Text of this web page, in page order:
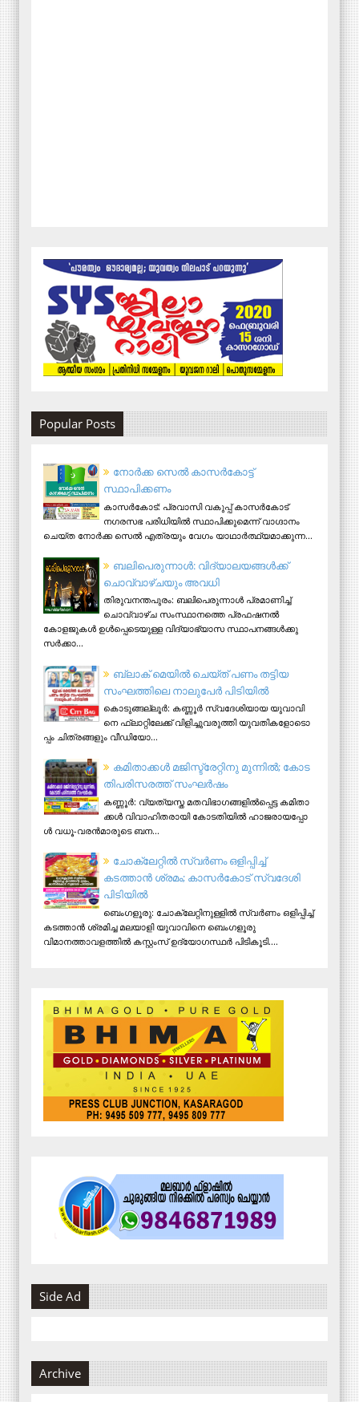
Popular Posts
നോര്‍ക്ക സെല്‍ കാസര്‍കോട്ട്
സ്ഥാപിക്കണം
കാസര്‍കോട്: പ്രവാസി വകുപ്പ് കാസര്‍കോട്
നഗരസഭ പരിധിയില്‍ സ്ഥാപിക്കുമെന്ന് വാഗ്ദാനം
ചെയ്ത നോര്‍ക്ക സെല്‍ എത്രയും വേഗം യാഥാര്‍ത്ഥ്യമാക്കുന്ന...
ബലിപെരുന്നാള്‍: വിദ്യാലയങ്ങള്‍ക്ക്
ചൊവ്വാഴ്ചയും അവധി
തിരുവനന്തപുരം: ബലിപെരുന്നാള്‍ പ്രമാണിച്ച്
ചൊവ്വാഴ്ച സംസ്ഥാനത്തെ പ്രഫഷനല്‍
കോളജുകള്‍ ഉള്‍പ്പെടെയുള്ള വിദ്യാഭ്യാസ സ്ഥാപനങ്ങള്‍ക്കു
സര്‍ക്കാ...
ബ്ലാക് മെയിൽ ചെയ്ത്​ പണം തട്ടിയ
സംഘത്തിലെ നാലുപേർ പിടിയിൽ
കൊ​ടു​ങ്ങ​ല്ലൂ​ർ: ക​ണ്ണൂ​ർ സ്വ​ദേ​ശി​യാ​യ യു​വാ​വി​
നെ ഫ്ലാ​റ്റി​ലേ​ക്ക് വി​ളി​ച്ചു​വ​രു​ത്തി യു​വ​തി​ക​ളോ​ടൊ​
പ്പം ചി​ത്ര​ങ്ങ​ളും വീ​ഡി​യോ...
ക​മി​താ​ക്ക​ൾ മ​ജി​സ്ട്രേ​റ്റി​നു മു​ന്നി​ൽ; കോ​ട​
തി​പ​രി​സ​ര​ത്ത് സം​ഘ​ർ​ഷം
ക​ണ്ണൂ​ർ: വ്യ​ത്യ​സ്ത മ​ത​വി​ഭാ​ഗ​ങ്ങ​ളി​ൽ​പ്പെ​ട്ട ക​മി​താ​
ക്ക​ൾ വി​വാ​ഹി​ത​രാ​യി കോ​ട​തി​യി​ൽ ഹാ​ജ​രാ​യ​പ്പോ​
ൾ വ​ധൂ-​വ​ര​ൻ​മാ​രു​ടെ ബ​ന...
ചോക്ലേറ്റിൽ സ്വർണം ഒളിപ്പിച്ച്
കടത്താൻ ശ്രമം; കാസർകോട് സ്വദേശി
പിടിയില്‍
ബെംഗളൂരു: ചോക്ലേറ്റിനുള്ളിൽ സ്വർണം ഒളിപ്പിച്ച്
കടത്താൻ ശ്രമിച്ച മലയാളി യുവാവിനെ ബെംഗളൂരു
വിമാനത്താവളത്തിൽ കസ്റ്റംസ് ഉദ്യോഗസ്ഥർ പിടികൂടി....
Side Ad
Archive